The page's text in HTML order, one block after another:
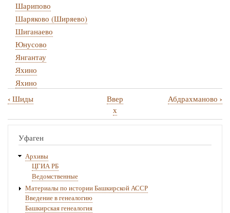
Шарипово
Шаряково (Ширяево)
Шиганаево
Юнусово
Янгантау
Яхино
Яхино
Перекрёстные
ссылки
книги
для
Салаватский
‹ Шиды
Ввер
х
Абдрахманово ›
Уфаген
Архивы
ЦГИА РБ
Ведомственные
Материалы по истории Башкирской АССР
Введение в генеалогию
Башкирская генеалогия